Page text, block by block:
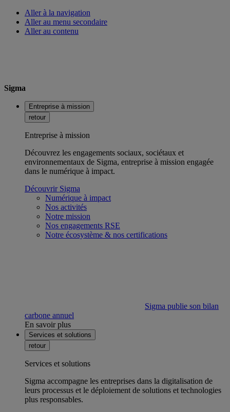
Aller à la navigation
Aller au menu secondaire
Aller au contenu
Sigma
Entreprise à mission
retour
Entreprise à mission
Découvrez les engagements sociaux, sociétaux et
environnementaux de Sigma, entreprise à mission engagée
dans le numérique à impact.
Découvrir Sigma
Numérique à impact
Nos activités
Notre mission
Nos engagements RSE
Notre écosystème & nos certifications
Sigma publie son bilan
carbone annuel
En savoir plus
Services et solutions
retour
Services et solutions
Sigma accompagne les entreprises dans la digitalisation de
leurs processus et le déploiement de solutions et technologies
plus responsables.